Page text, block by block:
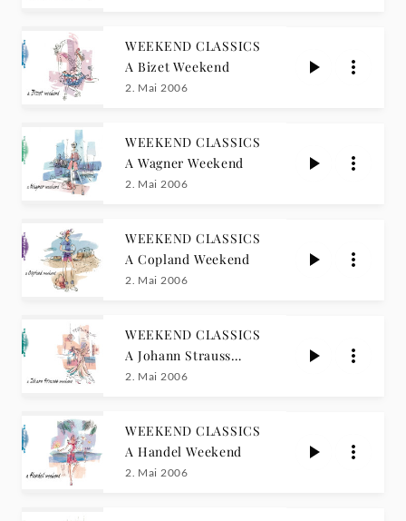
WEEKEND CLASSICS
A Bizet Weekend
2. Mai 2006
WEEKEND CLASSICS
A Wagner Weekend
2. Mai 2006
WEEKEND CLASSICS
A Copland Weekend
2. Mai 2006
WEEKEND CLASSICS
A Johann Strauss
Weekend
2. Mai 2006
WEEKEND CLASSICS
A Handel Weekend
2. Mai 2006